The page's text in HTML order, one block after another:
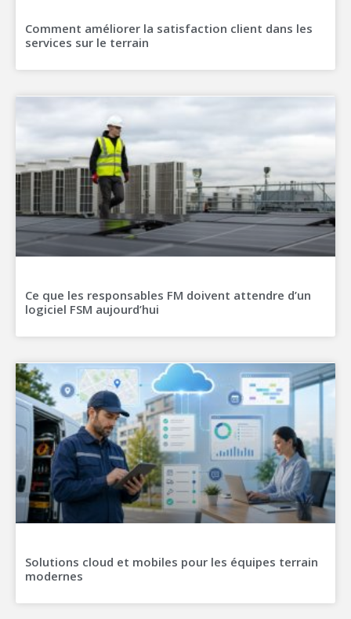
Comment améliorer la satisfaction client dans les
services sur le terrain
Ce que les responsables FM doivent attendre d’un
logiciel FSM aujourd’hui
Solutions cloud et mobiles pour les équipes terrain
modernes